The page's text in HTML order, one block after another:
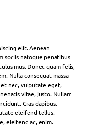
elit. Aenean
sociis natoque penatibus
mus. Donec quam felis,
Nulla consequat massa
nec, vulputate eget,
vitae, justo. Nullam
Cras dapibus.
eleifend tellus.
eleifend ac, enim.